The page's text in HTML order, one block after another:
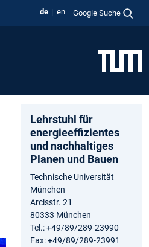
de en Google Suche
Lehrstuhl für
energieeffizientes
und nachhaltiges
Planen und Bauen
Technische Universität
München
Arcisstr. 21
80333 München
Tel.: +49/89/289-23990
Fax: +49/89/289-23991